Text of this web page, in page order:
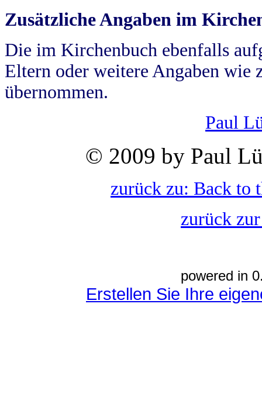
Zusätzliche Angaben im
Die im Kirchenbuch ebenfalls
Eltern oder weitere Angaben wie
übernommen.
Paul
© 2009 by Paul
zurück zu: Back to
zurück
powered in
Erstellen Sie Ihre